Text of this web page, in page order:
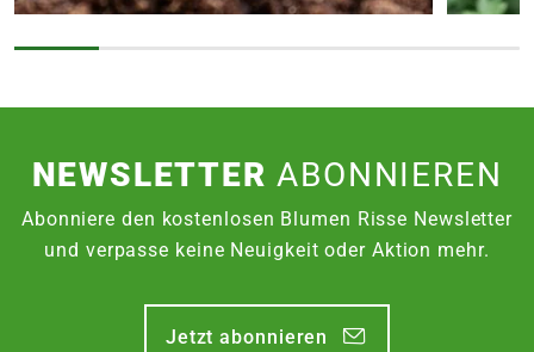
NEWSLETTER ABONNIEREN
Abonniere den kostenlosen Blumen Risse Newsletter
und verpasse keine Neuigkeit oder Aktion mehr.
Jetzt abonnieren